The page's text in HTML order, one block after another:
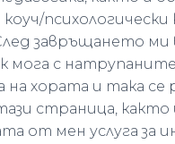
завръщането ми
мога с
на хората и така се
страница, както
от мен услуга за